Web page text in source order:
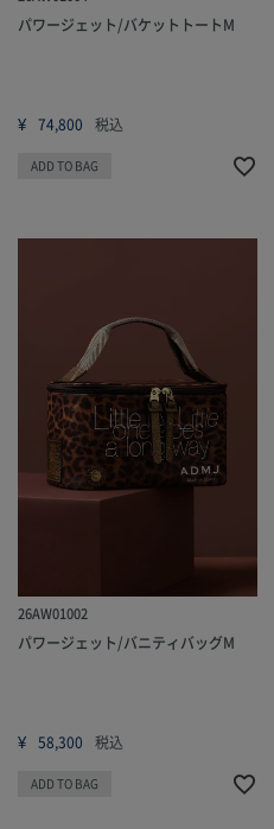
パワージェット/バケットトートM
¥ 74,800 税込
ADD TO BAG
26AW01002
パワージェット/バニティバッグM
¥ 58,300 税込
ADD TO BAG